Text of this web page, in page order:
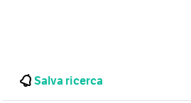
Salva ricerca